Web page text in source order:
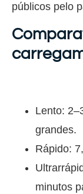
públicos pelo
Lento:
grandes.
Rápido:
minutos